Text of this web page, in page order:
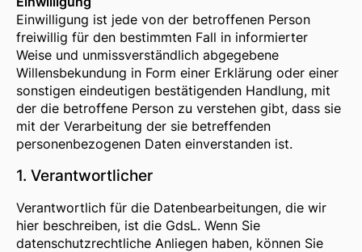
Einwilligung ist jede von der betroffenen Person
freiwillig für den bestimmten Fall in informierter
Weise und unmissverständlich abgegebene
Willensbekundung in Form einer Erklärung oder einer
sonstigen eindeutigen bestätigenden Handlung, mit
der die betroffene Person zu verstehen gibt, dass sie
mit der Verarbeitung der sie betreffenden
personenbezogenen Daten einverstanden ist.
1. Verantwortlicher
Verantwortlich für die Datenbearbeitungen, die wir
hier beschreiben, ist die GdsL. Wenn Sie
datenschutzrechtliche Anliegen haben, können Sie